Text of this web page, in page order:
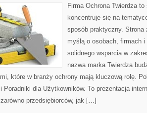
Firma Ochrona Twierdza
koncentruje się na
sposób praktyczny. Strona
myślą o osobach, firmach
solidnego wsparcia w
nazwa marka Twierdza
które w branży ochrony mają kluczową rolę.
Poradniki dla Użytkowników. To prezentacja
przedsiębiorców, jak […]